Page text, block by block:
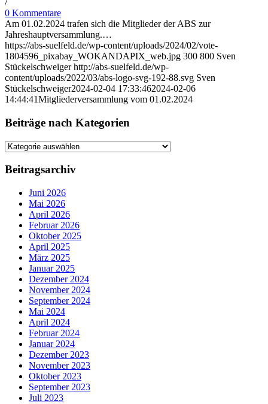
/
0 Kommentare
Am 01.02.2024 trafen sich die Mitglieder der ABS zur
Jahreshauptversammlung.…
https://abs-suelfeld.de/wp-content/uploads/2024/02/vote-
1804596_pixabay_WOKANDAPIX_web.jpg 300 800 Sven
Stückelschweiger http://abs-suelfeld.de/wp-
content/uploads/2022/03/abs-logo-svg-192-88.svg Sven
Stückelschweiger2024-02-04 17:33:462024-02-06
14:44:41Mitgliederversammlung vom 01.02.2024
Beiträge nach Kategorien
Beiträge
Kategorien
Beitragsarchiv
Juni 2026
Mai 2026
April 2026
Februar 2026
Oktober 2025
April 2025
März 2025
Januar 2025
Dezember 2024
November 2024
September 2024
Mai 2024
April 2024
Februar 2024
Januar 2024
Dezember 2023
November 2023
Oktober 2023
September 2023
Juli 2023